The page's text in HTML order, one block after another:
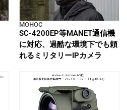
MOHOC
SC-4200EP等MANET通信機
に対応、過酷な環境下でも頼
れるミリタリーIPカメラ